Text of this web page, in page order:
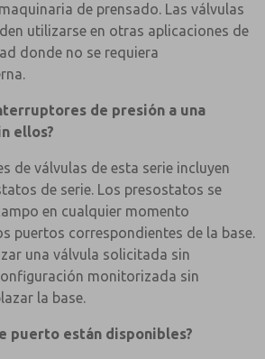
de prensado. Las válvulas
utilizarse en otras aplicaciones de
donde no se requiera
de presión a una
ellos?
de válvulas de esta serie incluyen
de serie. Los presostatos se
en cualquier momento
puertos correspondientes de la base.
una válvula solicitada sin
monitorizada sin
la base.
puerto están disponibles?